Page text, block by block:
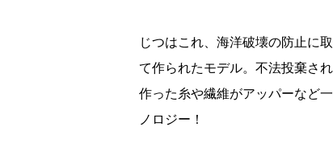
じつはこれ、海洋破壊の防止に
て作られたモデル。不法投棄さ
作った糸や繊維がアッパーなど
ノロジー！